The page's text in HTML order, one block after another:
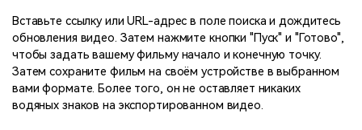
Вставьте ссылку или URL-адрес в поле поиска и дождитесь
обновления видео. Затем нажмите кнопки "Пуск" и "Готово",
чтобы задать вашему фильму начало и конечную точку.
Затем сохраните фильм на своём устройстве в выбранном
вами формате. Более того, он не оставляет никаких
водяных знаков на экспортированном видео.